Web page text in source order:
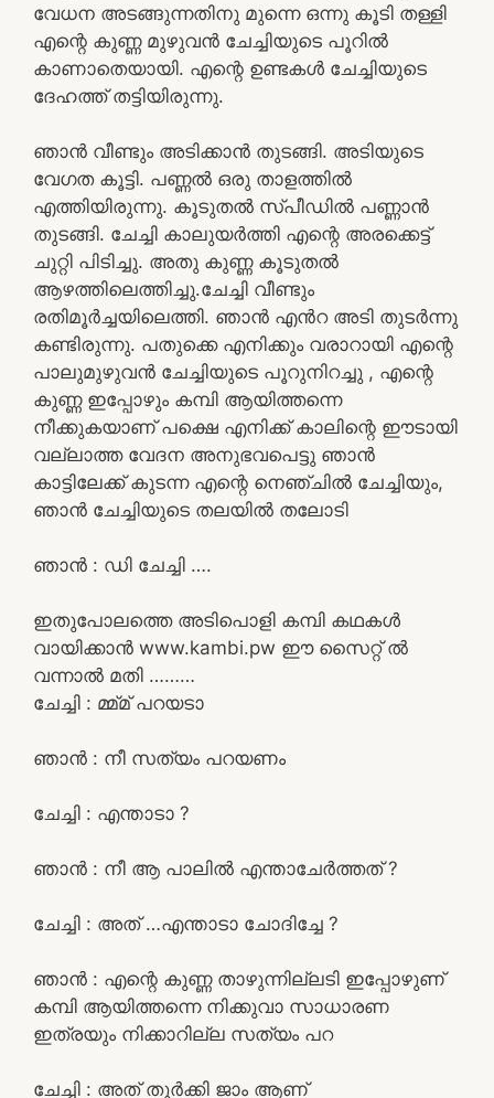
വേധന അടങ്ങുന്നതിനു മുന്നെ ഒന്നു കൂടി തള്ളി
എന്റെ കുണ്ണ മുഴുവൻ ചേച്ചിയുടെ പൂറിൽ
കാണാതെയായി. എന്റെ ഉണ്ടകൾ ചേച്ചിയുടെ
ദേഹത്ത് തട്ടിയിരുന്നു.
ഞാൻ വീണ്ടും അടിക്കാൻ തുടങ്ങി. അടിയുടെ
വേഗത കൂട്ടി. പണ്ണൽ ഒരു താളത്തിൽ
എത്തിയിരുന്നു. കൂടുതൽ സ്പീഡിൽ പണ്ണാൻ
തുടങ്ങി. ചേച്ചി കാലുയർത്തി എന്റെ അരക്കെട്ട്
ചുറ്റി പിടിച്ചു. അതു കുണ്ണ കൂടുതൽ
ആഴത്തിലെത്തിച്ചു.ചേച്ചി വീണ്ടും
രതിമൂർച്ചയിലെത്തി. ഞാൻ എൻറ അടി തുടർന്നു
കണ്ടിരുന്നു. പതുക്കെ എനിക്കും വരാറായി എന്റെ
പാലുമുഴുവൻ ചേച്ചിയുടെ പൂറുനിറച്ചു , എന്റെ
കുണ്ണ ഇപ്പോഴും കമ്പി ആയിത്തന്നെ
നീക്കുകയാണ് പക്ഷെ എനിക്ക് കാലിന്റെ ഈടായി
വല്ലാത്ത വേദന അനുഭവപെട്ടു ഞാൻ
കാട്ടിലേക്ക് കുടന്ന എന്റെ നെഞ്ചിൽ ചേച്ചിയും,
ഞാൻ ചേച്ചിയുടെ തലയിൽ തലോടി
ഞാൻ : ഡി ചേച്ചി ….
ഇതുപോലത്തെ അടിപൊളി കമ്പി കഥകൾ
വായിക്കാൻ www.kambi.pw ഈ സൈറ്റ് ൽ
വന്നാൽ മതി ………
ചേച്ചി : മ്മ്മ് പറയടാ
ഞാൻ : നീ സത്യം പറയണം
ചേച്ചി : എന്താടാ ?
ഞാൻ : നീ ആ പാലിൽ എന്താചേർത്തത് ?
ചേച്ചി : അത് …എന്താടാ ചോദിച്ചേ ?
ഞാൻ : എന്റെ കുണ്ണ താഴുന്നില്ലടി ഇപ്പോഴുണ്
കമ്പി ആയിത്തന്നെ നിക്കുവാ സാധാരണ
ഇത്രയും നിക്കാറില്ല സത്യം പറ
ചേച്ചി : അത് തുർക്കി ജാം ആണ്